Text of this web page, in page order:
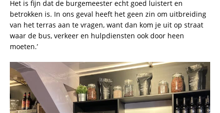
Het is fijn dat de burgemeester echt goed luistert en
betrokken is. In ons geval heeft het geen zin om uitbreiding
van het terras aan te vragen, want dan kom je uit op straat
waar de bus, verkeer en hulpdiensten ook door heen
moeten.’